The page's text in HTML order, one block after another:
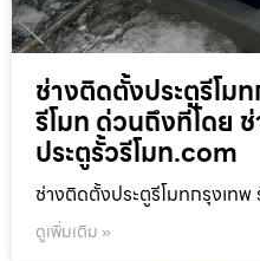
ช่างติดตั้งประตูรีโม
รีโมท ด่วนถึงที่โดย
ประตูรั้วรีโมท.com
ช่างติดตั้งประตูรีโมทกรุงเทพ
ดูเพิ่มเติม »